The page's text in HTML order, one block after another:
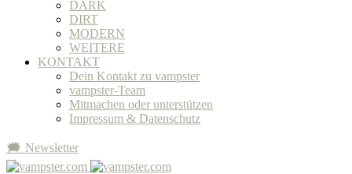
DARK
DIRT
MODERN
WEITERE
KONTAKT
Dein Kontakt zu vampster
vampster-Team
Mitmachen oder unterstützen
Impressum & Datenschutz
🗯 Newsletter